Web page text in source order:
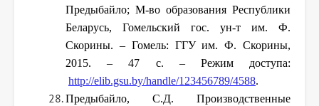
Предыбайло; М-во образования Республики
Беларусь, Гомельский гос. ун-т им. Ф.
Скорины. – Гомель: ГГУ им. Ф. Скорины,
2015. – 47 с. – Режим доступа:
http://elib.gsu.by/handle/123456789/4588.
Предыбайло, С.Д. Производственные